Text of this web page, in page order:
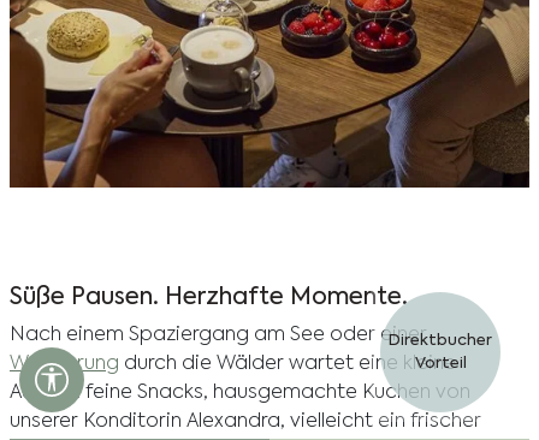
Direktbucher
Vorteil
Süße Pausen. Herzhafte Momente.
Nach einem Spaziergang am See oder einer
Wanderung durch die Wälder wartet eine kleine
Auszeit: feine Snacks, hausgemachte Kuchen von
unserer Konditorin Alexandra, vielleicht ein frischer